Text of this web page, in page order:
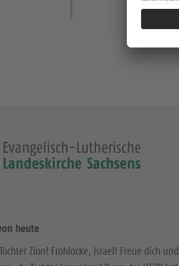
heute
Zion! Frohlocke, Israel! Freue dich